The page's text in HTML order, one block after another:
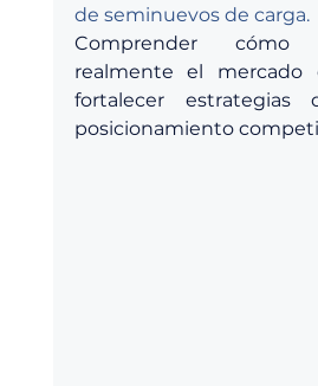
de seminuevos de carga.
Comprender
realmente el mercado
fortalecer
posicionamiento